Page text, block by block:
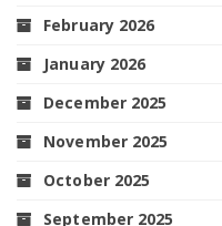
February 2026
January 2026
December 2025
November 2025
October 2025
September 2025